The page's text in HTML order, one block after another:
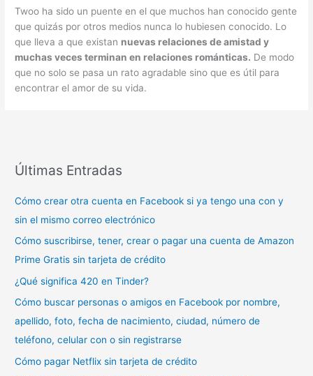
Twoo ha sido un puente en el que muchos han conocido gente
que quizás por otros medios nunca lo hubiesen conocido. Lo
que lleva a que existan nuevas relaciones de amistad y
muchas veces terminan en relaciones románticas. De modo
que no solo se pasa un rato agradable sino que es útil para
encontrar el amor de su vida.
Últimas Entradas
Cómo crear otra cuenta en Facebook si ya tengo una con y
sin el mismo correo electrónico
Cómo suscribirse, tener, crear o pagar una cuenta de Amazon
Prime Gratis sin tarjeta de crédito
¿Qué significa 420 en Tinder?
Cómo buscar personas o amigos en Facebook por nombre,
apellido, foto, fecha de nacimiento, ciudad, número de
teléfono, celular con o sin registrarse
Cómo pagar Netflix sin tarjeta de crédito